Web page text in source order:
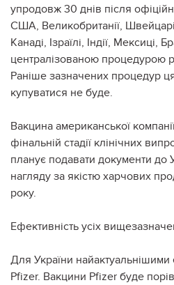
упродовж 30 днів після
США, Великобританії,
Канаді, Ізраїлі, Індії, Мексиці,
централізованою процедурою
Раніше зазначених процедур
купуватися не буде.
Вакцина американської
фінальній стадії клінічних
планує подавати документи до
нагляду за якістю харчових
року.
Ефективність усіх
Для України
Pfizer. Вакцини Pfizer буде